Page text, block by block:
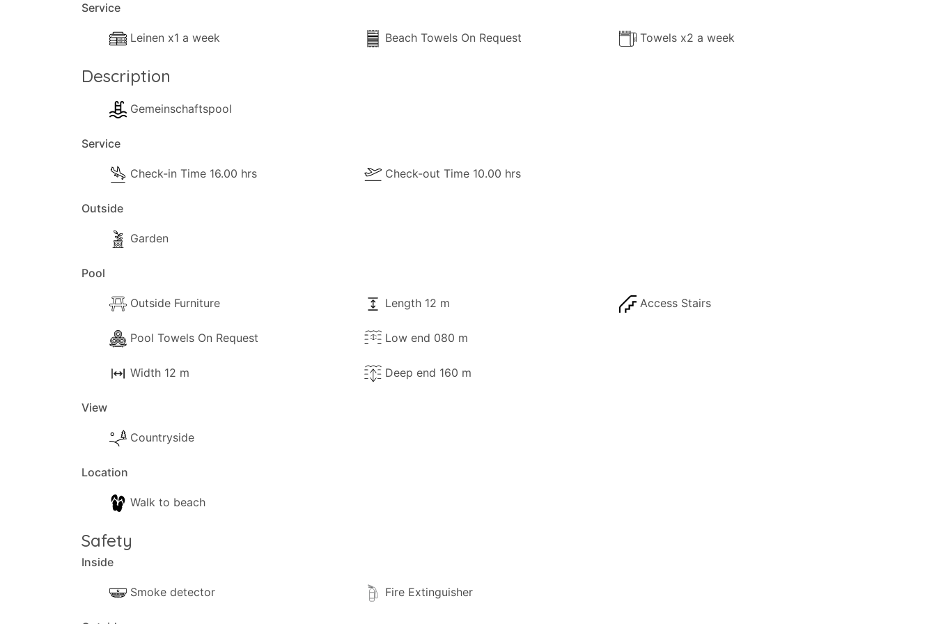
Service
Leinen x1 a week Beach Towels On Request Towels x2 a week
Description
Gemeinschaftspool
Service
Check-in Time 16.00 hrs Check-out Time 10.00 hrs
Outside
Garden
Pool
Outside Furniture
Pool Towels On Request
Width 12 m
Length 12 m
Low end 080 m
Deep end 160 m
Access Stairs
View
Countryside
Location
Walk to beach
Safety
Inside
Smoke detector Fire Extinguisher